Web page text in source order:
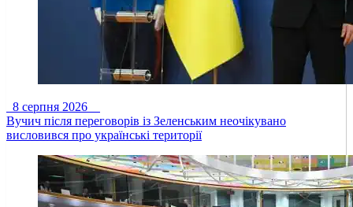
8 серпня 2026
Вучич після переговорів із Зеленським неочікувано
висловився про українські території